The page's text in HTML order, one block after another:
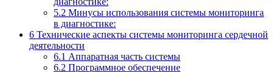
5.2 Минусы использования системы мониторинга
в диагностике:
6 Технические аспекты системы мониторинга сердечной
деятельности
6.1 Аппаратная часть системы
6.2 Программное обеспечение